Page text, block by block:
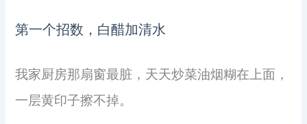
第一个招数，白醋加清水
我家厨房那扇窗最脏，天天炒菜油烟糊在上面，
一层黄印子擦不掉。